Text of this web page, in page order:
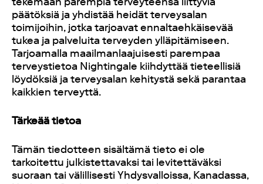
päätöksiä ja yhdistää heidät terveysalan
toimijoihin, jotka tarjoavat ennaltaehkäisevää
tukea ja palveluita terveyden ylläpitämiseen.
Tarjoamalla maailmanlaajuisesti parempaa
terveystietoa Nightingale kiihdyttää tieteellisiä
löydöksiä ja terveysalan kehitystä sekä parantaa
kaikkien terveyttä.
Tärkeää tietoa
Tämän tiedotteen sisältämä tieto ei ole
tarkoitettu julkistettavaksi tai levitettäväksi
suoraan tai välillisesti Yhdysvalloissa, Kanadassa,